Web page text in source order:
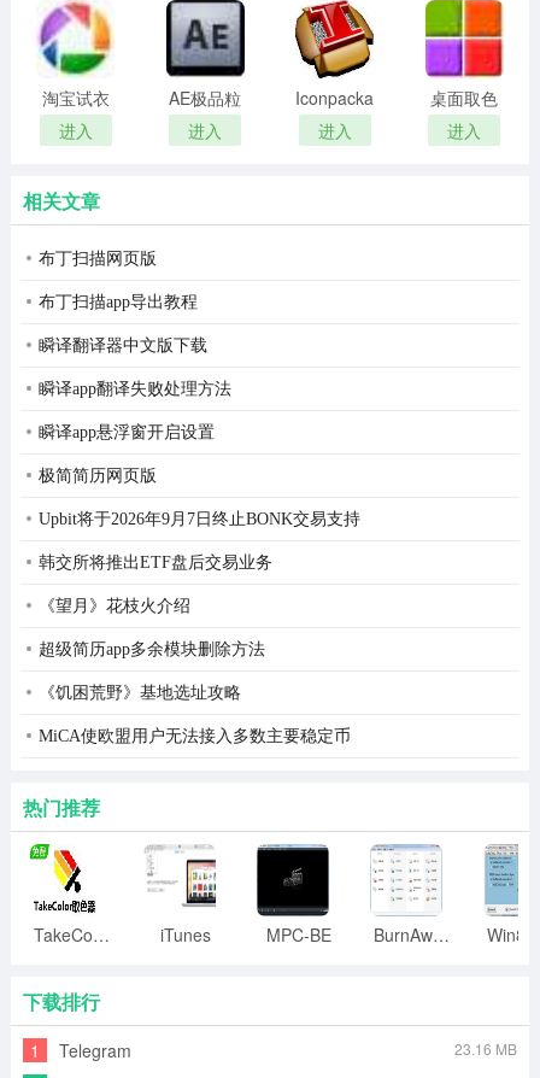
remover(冰
点还原密
码清除器)
扫描软件)
淘宝试衣
服软件
进入
AE极品粒
子插件
(Trapcode
进入
Iconpackager
中文补丁
进入
桌面取色
工具
colorpix
进入
相关文章
布丁扫描网页版
布丁扫描app导出教程
瞬译翻译器中文版下载
瞬译app翻译失败处理方法
瞬译app悬浮窗开启设置
极简简历网页版
Upbit将于2026年9月7日终止BONK交易支持
韩交所将推出ETF盘后交易业务
《望月》花枝火介绍
超级简历app多余模块删除方法
《饥困荒野》基地选址攻略
MiCA使欧盟用户无法接入多数主要稳定币
热门推荐
TakeColor取色器 iTunes MPC-BE BurnAware
下载排行
1 Telegram 23.16 MB